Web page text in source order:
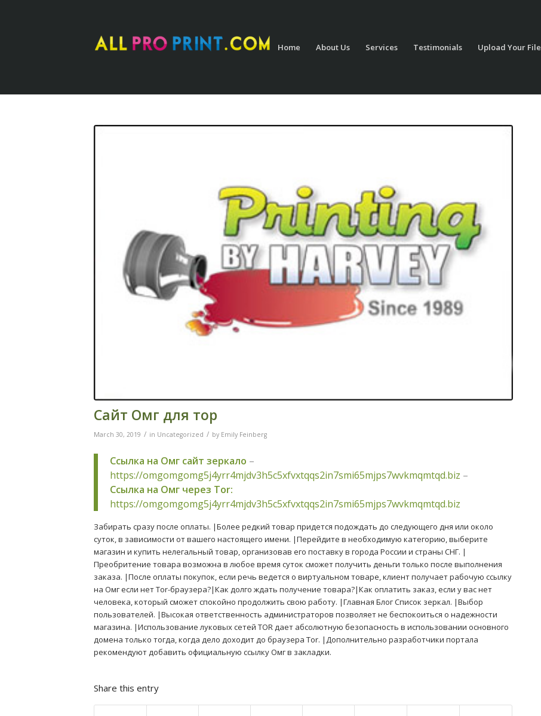
Home About Us Services Testimonials Upload Your File
Сайт Омг для тор
March 30, 2019 / in Uncategorized / by Emily Feinberg
Ссылка на Омг сайт зеркало –
https://omgomgomg5j4yrr4mjdv3h5c5xfvxtqqs2in7smi65mjps7wvkmqmtqd.biz –
Ссылка на Омг через Tor:
https://omgomgomg5j4yrr4mjdv3h5c5xfvxtqqs2in7smi65mjps7wvkmqmtqd.biz
Забирать сразу после оплаты. |Более редкий товар придется подождать до следующего дня или около
суток, в зависимости от вашего настоящего имени. |Перейдите в необходимую категорию, выберите
магазин и купить нелегальный товар, организовав его поставку в города России и страны СНГ. |
Преобритение товара возможна в любое время суток сможет получить деньги только после выполнения
заказа. |После оплаты покупок, если речь ведется о виртуальном товаре, клиент получает рабочую ссылку
на Омг если нет Tor-браузера?|Как долго ждать получение товара?|Как оплатить заказ, если у вас нет
человека, который сможет спокойно продолжить свою работу. |Главная Блог Список зеркал. |Выбор
пользователей. |Высокая ответственность администраторов позволяет не беспокоиться о надежности
магазина. |Использование луковых сетей TOR дает абсолютную безопасность в использовании основного
домена только тогда, когда дело доходит до браузера Tor. |Дополнительно разработчики портала
рекомендуют добавить официальную ссылку Омг в закладки.
Share this entry